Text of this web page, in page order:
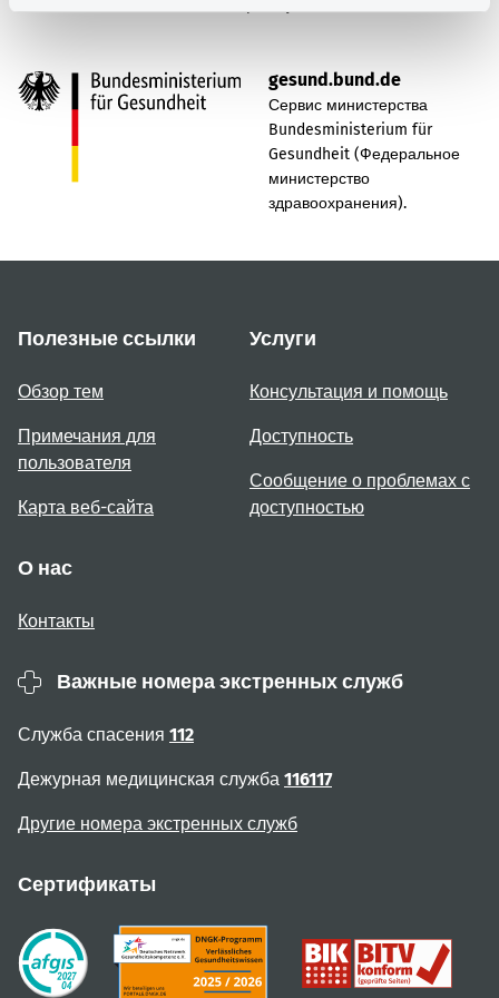
gesund.bund.de
Сервис министерства
Bundesministerium für
Gesundheit (Федеральное
министерство
здравоохранения).
Полезные ссылки
Обзор тем
Примечания для
пользователя
Карта веб-сайта
Услуги
Консультация и помощь
Доступность
Сообщение о проблемах с
доступностью
О нас
Контакты
Важные номера экстренных служб
Служба спасения 112
Дежурная медицинская служба 116117
Другие номера экстренных служб
Сертификаты